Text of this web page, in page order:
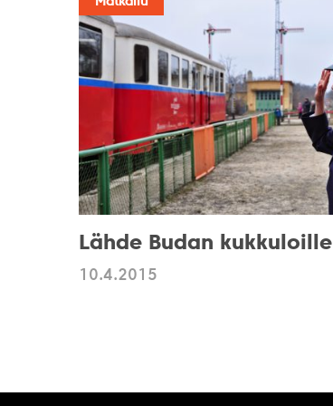
Lähde Budan kukkuloille
10.4.2015